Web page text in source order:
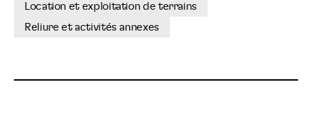
Location et exploitation de terrains
Reliure et activités annexes